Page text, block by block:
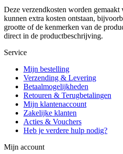
Deze verzendkosten worden
kunnen extra kosten ontstaan,
grootte of de kenmerken van de
direct in de productbeschrijving.
Service
Mijn bestelling
Verzending & Levering
Betaalmogelijkheden
Retouren & Terugbetalingen
Mijn klantenaccount
Zakelijke klanten
Acties & Vouchers
Heb je verdere hulp nodig?
Mijn account